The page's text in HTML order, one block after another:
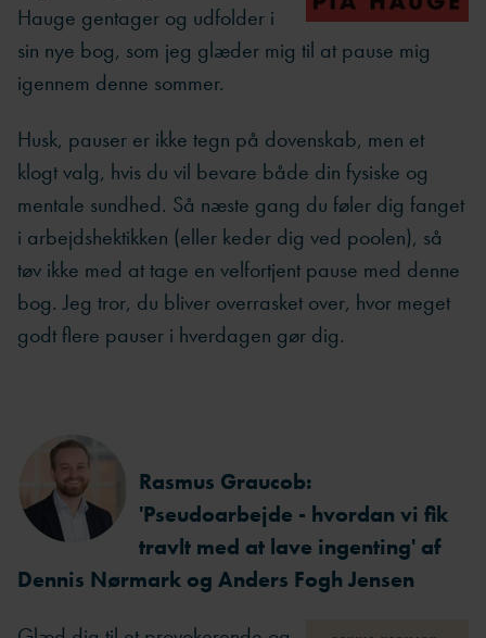
Hauge gentager og udfolder i
sin nye bog, som jeg glæder mig til at pause mig
igennem denne sommer.
Husk, pauser er ikke tegn på dovenskab, men et
klogt valg, hvis du vil bevare både din fysiske og
mentale sundhed. Så næste gang du føler dig fanget
i arbejdshektikken (eller keder dig ved poolen), så
tøv ikke med at tage en velfortjent pause med denne
bog. Jeg tror, du bliver overrasket over, hvor meget
godt flere pauser i hverdagen gør dig.
Rasmus Graucob:
'Pseudoarbejde - hvordan vi fik
travlt med at lave ingenting' af
Dennis Nørmark og Anders Fogh Jensen